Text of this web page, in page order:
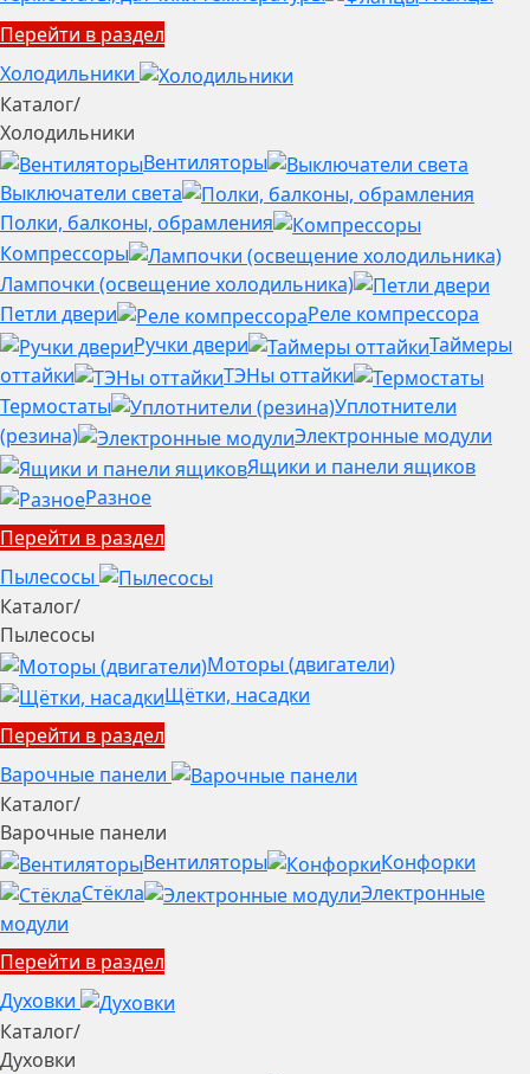
Перейти в раздел
Холодильники
Каталог/
Холодильники
Вентиляторы
Выключатели света
Полки, балконы, обрамления
Компрессоры
Лампочки (освещение холодильника)
Петли двери
Реле компрессора
Ручки двери
Таймеры
оттайки
ТЭНы оттайки
Термостаты
Уплотнители
(резина)
Электронные модули
Ящики и панели ящиков
Разное
Перейти в раздел
Пылесосы
Каталог/
Пылесосы
Моторы (двигатели)
Щётки, насадки
Перейти в раздел
Варочные панели
Каталог/
Варочные панели
Вентиляторы
Конфорки
Стёкла
Электронные
модули
Перейти в раздел
Духовки
Каталог/
Духовки